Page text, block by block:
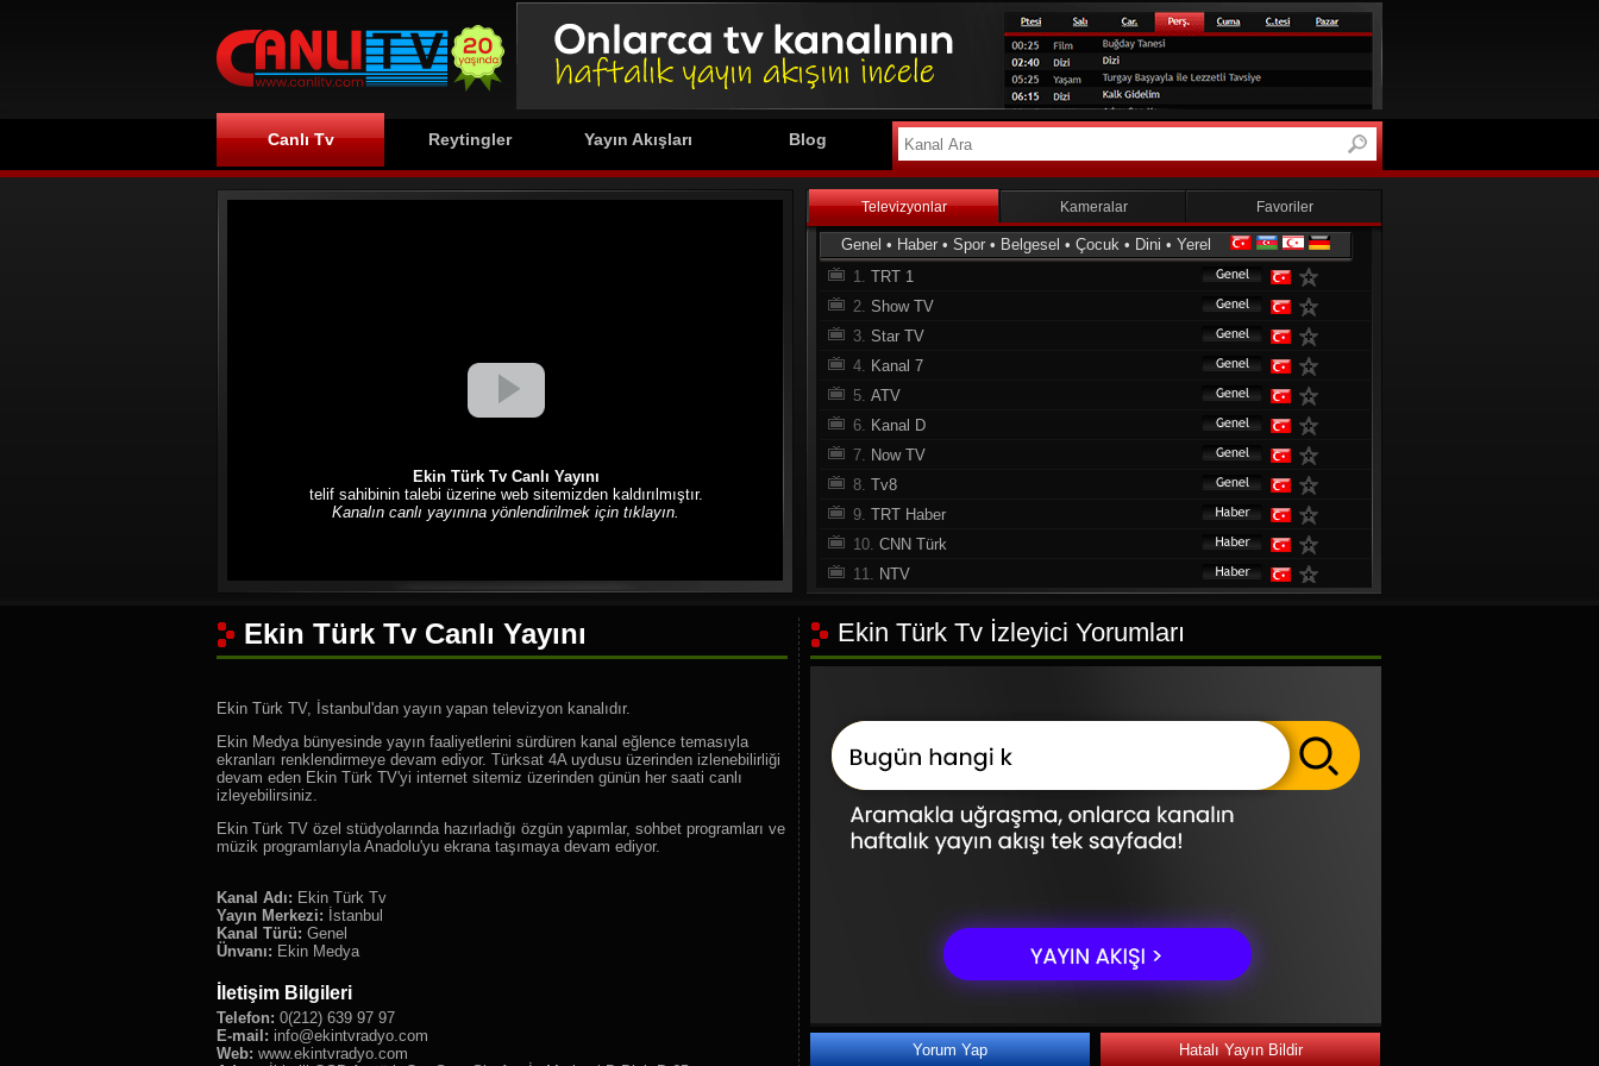
Canlı Tv Reytingler Yayın Akışları Blog
Ekin Türk Tv Canlı Yayını
telif sahibinin talebi üzerine web sitemizden kaldırılmıştır.
Kanalın canlı yayınına yönlendirilmek için tıklayın.
Televizyonlar Kameralar Favoriler
Genel • Haber • Spor • Belgesel • Çocuk • Dini • Yerel
1. TRT 1
2. Show TV
3. Star TV
4. Kanal 7
5. ATV
6. Kanal D
7. Now TV
8. Tv8
9. TRT Haber
10. CNN Türk
11. NTV
13.Habertürk TV
14.Halk TV
16.Haber Global
17.TV 100
19.Beyaz TV
20.Tv8.5
27.FB TV
Ekin Türk Tv Canlı Yayını
Ekin Türk TV, İstanbul'dan yayın yapan televizyon kanalıdır.
Ekin Medya bünyesinde yayın faaliyetlerini sürdüren kanal eğlence temasıyla
ekranları renklendirmeye devam ediyor. Türksat 4A uydusu üzerinden izlenebilirliği
devam eden Ekin Türk TV'yi internet sitemiz üzerinden günün her saati canlı
izleyebilirsiniz.
Ekin Türk TV özel stüdyolarında hazırladığı özgün yapımlar, sohbet programları ve
müzik programlarıyla Anadolu'yu ekrana taşımaya devam ediyor.
Kanal Adı: Ekin Türk Tv
Yayın Merkezi: İstanbul
Kanal Türü: Genel
Ünvanı: Ekin Medya
İletişim Bilgileri
Telefon: 0(212) 639 97 97
E-mail: info@ekintvradyo.com
Web: www.ekintvradyo.com
Ekin Türk Tv İzleyici Yorumları
Yorum Yap Hatalı Yayın Bildir